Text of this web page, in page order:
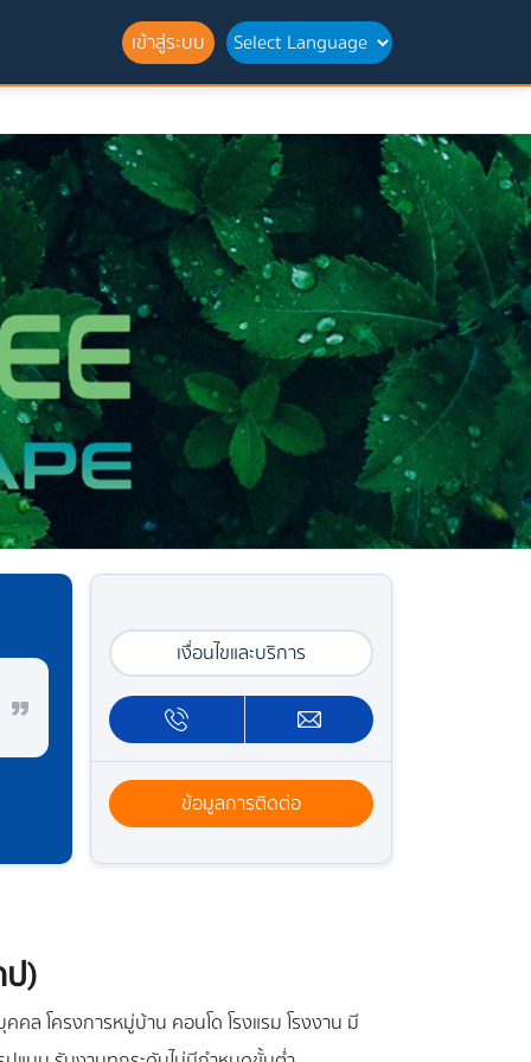
เข้าสู่ระบบ
เงื่อนไขและบริการ
ข้อมูลการติดต่อ
ป)
ล โครงการหมู่บ้าน คอนโด โรงแรม โรงงาน มี